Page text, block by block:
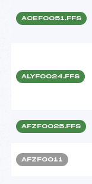
ACEF0051.FFS
ALYF0024.FFS
AFZF0025.FFS
AFZF0011